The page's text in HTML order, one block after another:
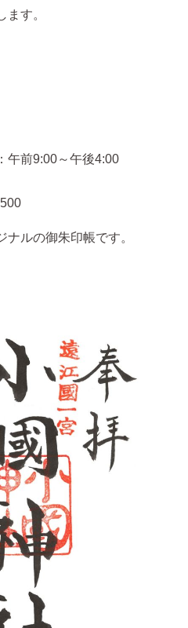
ます。
午前9:00～午後4:00
ルの御朱印帳です。